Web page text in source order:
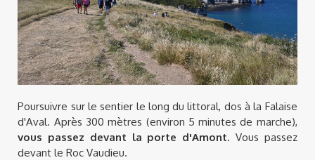
Poursuivre sur le sentier le long du littoral, dos à la Falaise
d'Aval. Après 300 mètres (environ 5 minutes de marche),
vous passez devant la porte d'Amont. Vous passez
devant le Roc Vaudieu.